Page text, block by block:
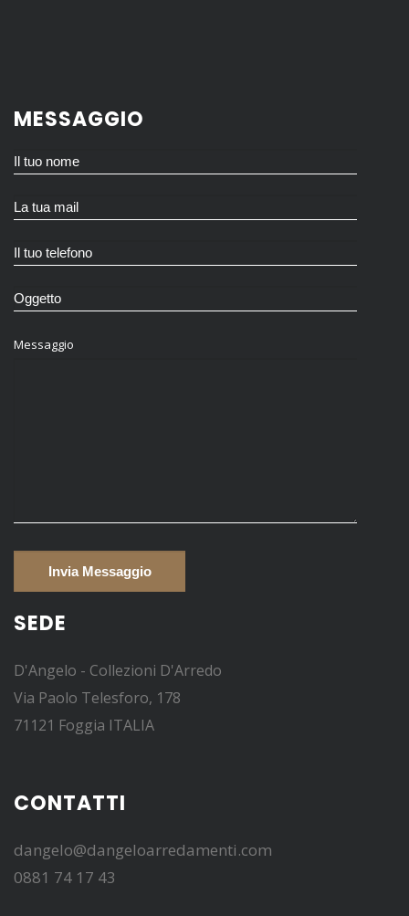
MESSAGGIO
Messaggio
SEDE
D'Angelo - Collezioni D'Arredo
Via Paolo Telesforo, 178
71121 Foggia ITALIA
CONTATTI
dangelo@dangeloarredamenti.com
0881 74 17 43